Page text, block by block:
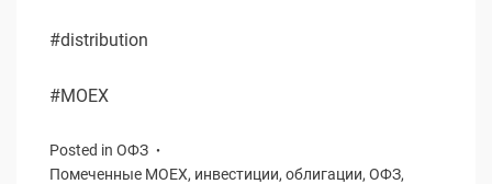
#distribution
#MOEX
Posted in ОФЗ
Помеченные MOEX, инвестиции, облигации, ОФЗ,